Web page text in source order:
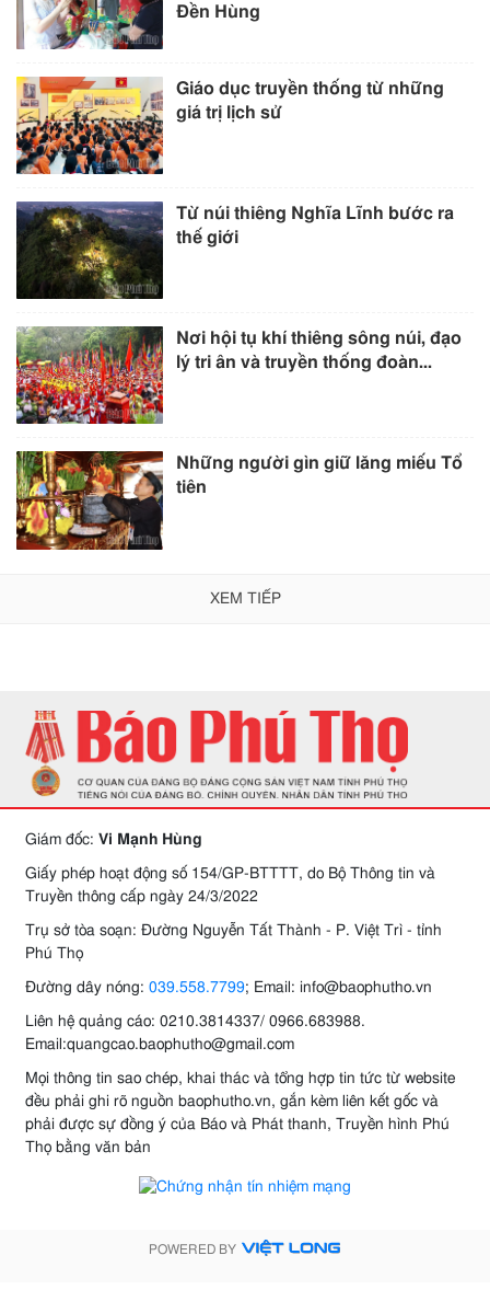
Đền Hùng
Giáo dục truyền thống từ những
giá trị lịch sử
Từ núi thiêng Nghĩa Lĩnh bước ra
thế giới
Nơi hội tụ khí thiêng sông núi, đạo
lý tri ân và truyền thống đoàn...
Những người gìn giữ lăng miếu Tổ
tiên
XEM TIẾP
Giám đốc: Vi Mạnh Hùng
Giấy phép hoạt động số 154/GP-BTTTT, do Bộ Thông tin và
Truyền thông cấp ngày 24/3/2022
Trụ sở tòa soạn: Đường Nguyễn Tất Thành - P. Việt Trì - tỉnh
Phú Thọ
Đường dây nóng: 039.558.7799; Email: info@baophutho.vn
Liên hệ quảng cáo: 0210.3814337/ 0966.683988.
Email:quangcao.baophutho@gmail.com
Mọi thông tin sao chép, khai thác và tổng hợp tin tức từ website
đều phải ghi rõ nguồn baophutho.vn, gắn kèm liên kết gốc và
phải được sự đồng ý của Báo và Phát thanh, Truyền hình Phú
Thọ bằng văn bản
POWERED BY